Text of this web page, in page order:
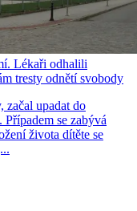
Lékaři odhalili
tresty odnětí svobody
začal upadat do
se zabývá
života dítěte se